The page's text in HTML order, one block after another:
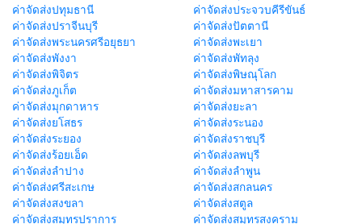
ค่าจัดส่งปทุมธานี
ค่าจัดส่งประจวบคีรีขันธ์
ค่าจัดส่งปราจีนบุรี
ค่าจัดส่งปัตตานี
ค่าจัดส่งพระนครศรีอยุธยา
ค่าจัดส่งพะเยา
ค่าจัดส่งพังงา
ค่าจัดส่งพัทลุง
ค่าจัดส่งพิจิตร
ค่าจัดส่งพิษณุโลก
ค่าจัดส่งภูเก็ต
ค่าจัดส่งมหาสารคาม
ค่าจัดส่งมุกดาหาร
ค่าจัดส่งยะลา
ค่าจัดส่งยโสธร
ค่าจัดส่งระนอง
ค่าจัดส่งระยอง
ค่าจัดส่งราชบุรี
ค่าจัดส่งร้อยเอ็ด
ค่าจัดส่งลพบุรี
ค่าจัดส่งลำปาง
ค่าจัดส่งลำพูน
ค่าจัดส่งศรีสะเกษ
ค่าจัดส่งสกลนคร
ค่าจัดส่งสงขลา
ค่าจัดส่งสตูล
ค่าจัดส่งสมุทรปราการ
ค่าจัดส่งสมุทรสงคราม